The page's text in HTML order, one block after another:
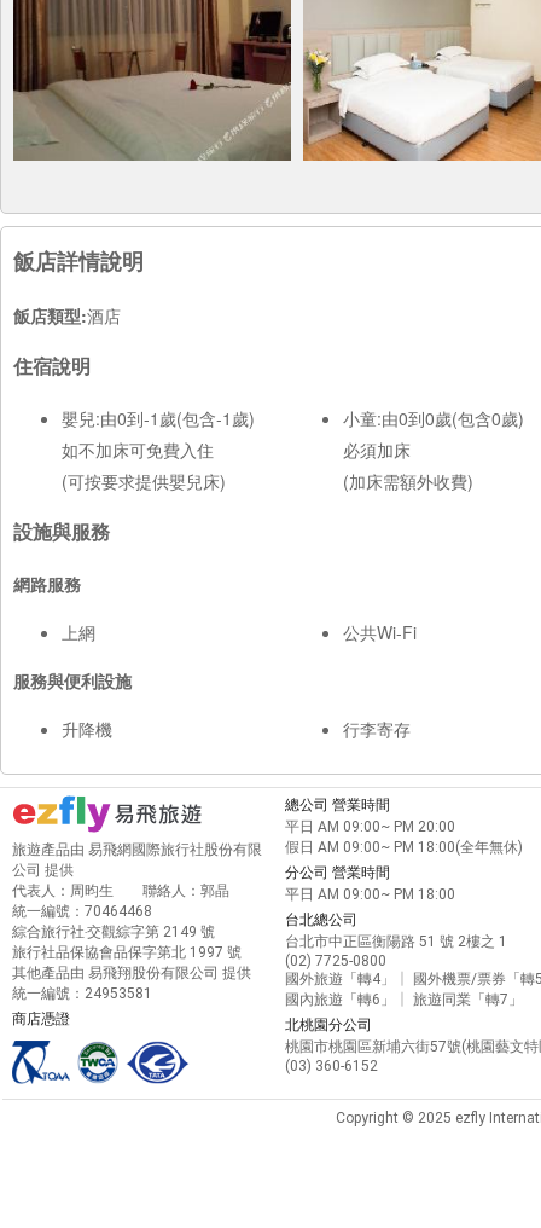
飯店詳情說明
飯店類型:酒店
住宿說明
嬰兒:由0到-1歲(包含-1歲)
如不加床可免費入住
(可按要求提供嬰兒床)
小童:由0到0歲(包含0歲)
必須加床
(加床需額外收費)
設施與服務
網路服務
上網
公共Wi-Fi
服務與便利設施
升降機
行李寄存